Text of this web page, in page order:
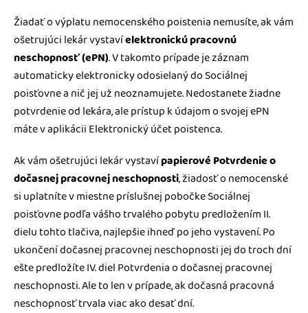
Žiadať o výplatu nemocenského poistenia nemusíte, ak vám
ošetrujúci lekár vystavíelektronickú pracovnú
neschopnosť (ePN). V takomto prípade je záznam
automaticky elektronicky odosielaný do Sociálnej
poisťovne a nič jej už neoznamujete. Nedostanete žiadne
potvrdenie od lekára, ale prístup k údajom o svojej ePN
máte v aplikácii Elektronický účet poistenca.
Ak vám ošetrujúci lekár vystavípapierové Potvrdenie o
dočasnej pracovnej neschopnosti, žiadosť o nemocenské
si uplatníte v miestne príslušnej pobočke Sociálnej
poisťovne podľa vášho trvalého pobytu predložením II.
dielu tohto tlačiva, najlepšie ihneď po jeho vystavení. Po
ukončení dočasnej pracovnej neschopnosti jej do troch dní
ešte predložíte IV. diel Potvrdenia o dočasnej pracovnej
neschopnosti. Ale to len v prípade, ak dočasná pracovná
neschopnosť trvala viac ako desať dní.